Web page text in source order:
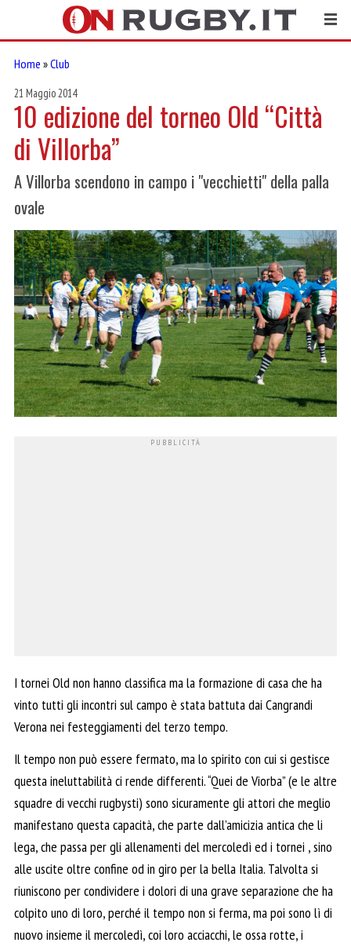
Home »Club
21 Maggio 2014
10 edizione del torneo Old “Città
di Villorba”
A Villorba scendono in campo i "vecchietti" della palla
ovale
I tornei Old non hanno classifica ma la formazione di casa che ha
vinto tutti gli incontri sul campo è stata battuta dai Cangrandi
Verona nei festeggiamenti del terzo tempo.
Il tempo non può essere fermato, ma lo spirito con cui si gestisce
questa ineluttabilità ci rende differenti.“Quei de Viorba” (e le altre
squadre di vecchi rugbysti) sono sicuramente gli attori che meglio
manifestano questa capacità, che parte dall’amicizia antica che li
lega, che passa per gli allenamenti del mercoledì ed i tornei , sino
alle uscite oltre confine od in giro per la bella Italia. Talvolta si
riuniscono per condividere i dolori di una grave separazione che ha
colpito uno di loro, perché il tempo non si ferma, ma poi sono lì di
nuovo insieme il mercoledì, coi loro acciacchi, le ossa rotte, i